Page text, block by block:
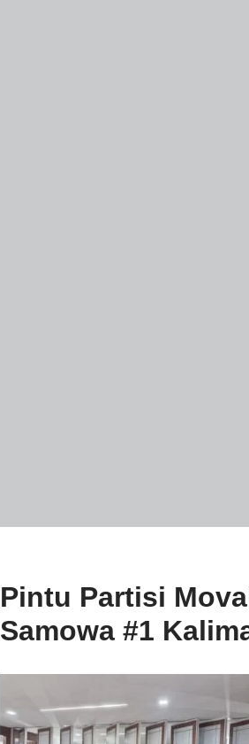
Pintu Partisi
Samowa #1